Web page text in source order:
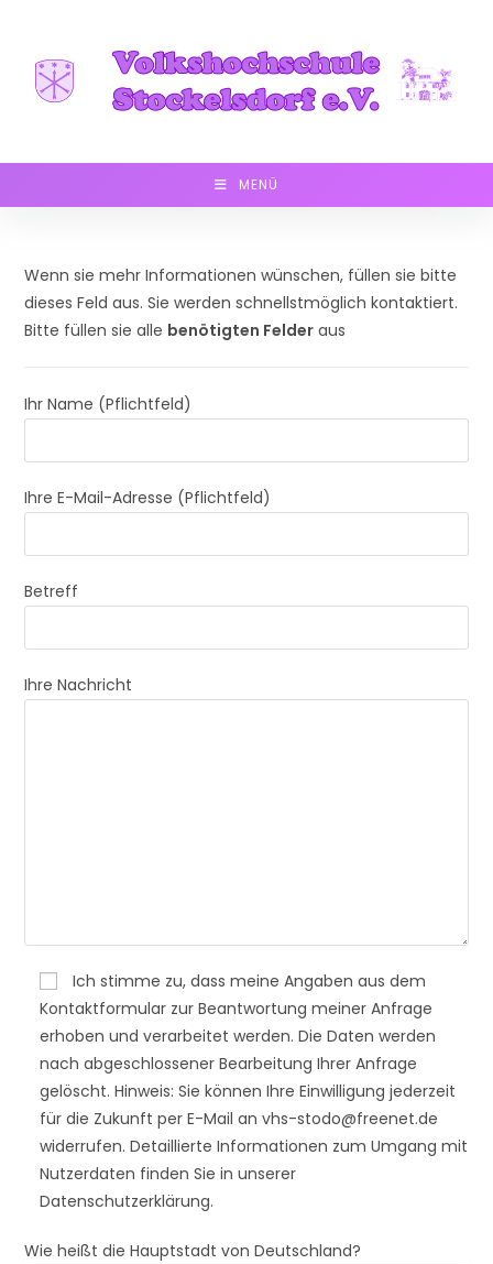
springen
MENÜ
Wenn sie mehr Informationen wünschen, füllen sie bitte
dieses Feld aus. Sie werden schnellstmöglich kontaktiert.
Bitte füllen sie alle benötigten Felder aus
Ihr Name (Pflichtfeld)
Ihre E-Mail-Adresse (Pflichtfeld)
Betreff
Ihre Nachricht
Ich stimme zu, dass meine Angaben aus dem
Kontaktformular zur Beantwortung meiner Anfrage
erhoben und verarbeitet werden. Die Daten werden
nach abgeschlossener Bearbeitung Ihrer Anfrage
gelöscht. Hinweis: Sie können Ihre Einwilligung jederzeit
für die Zukunft per E-Mail an vhs-stodo@freenet.de
widerrufen. Detaillierte Informationen zum Umgang mit
Nutzerdaten finden Sie in unserer
Datenschutzerklärung.
Wie heißt die Hauptstadt von Deutschland?